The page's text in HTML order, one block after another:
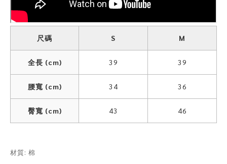
尺碼 S M
全長 (cm) 39 39
腰寬 (cm) 34 36
臀寬 (cm) 43 46
材質: 棉